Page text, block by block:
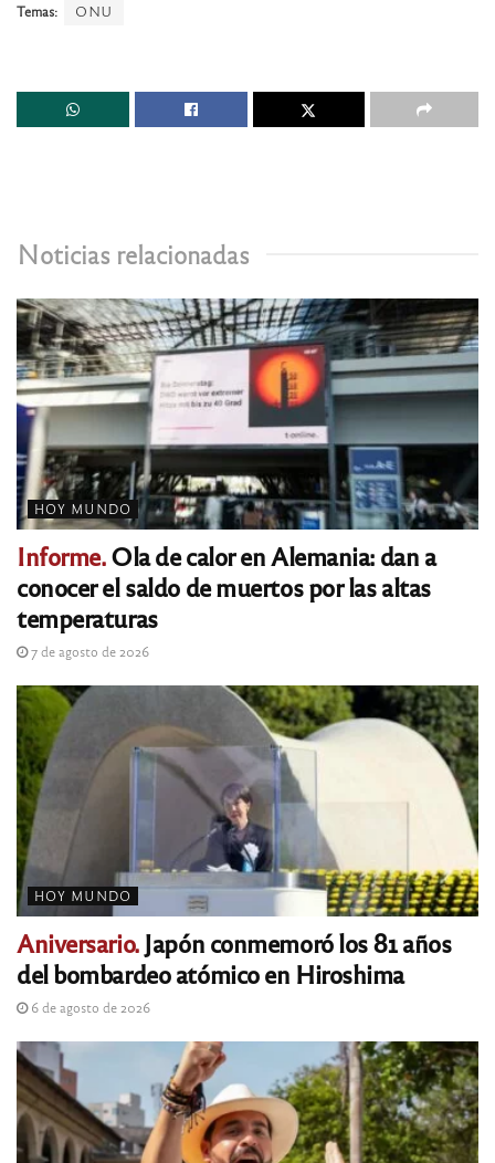
Temas: ONU
Noticias relacionadas
HOY MUNDO
Informe.Ola de calor en Alemania: dan a
conocer el saldo de muertos por las altas
temperaturas
7 de agosto de 2026
HOY MUNDO
Aniversario.Japón conmemoró los 81 años
del bombardeo atómico en Hiroshima
6 de agosto de 2026